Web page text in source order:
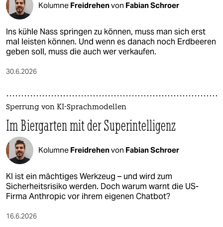
Kolumne Freidrehenvon Fabian Schroer
Ins kühle Nass springen zu können, muss man sich erst
mal leisten können. Und wenn es danach noch Erdbeeren
geben soll, muss die auch wer verkaufen.
30.6.2026
Sperrung von KI-Sprachmodellen
Im Biergarten mit der Superintelligenz
Kolumne Freidrehenvon Fabian Schroer
KI ist ein mächtiges Werkzeug – und wird zum
Sicherheitsrisiko werden. Doch warum warnt die US-
Firma Anthropic vor ihrem eigenen Chatbot?
16.6.2026